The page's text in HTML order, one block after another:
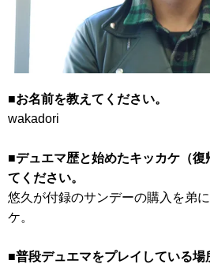
■お名前を教えてください。
wakadori
■デュエマ歴と始めたキッカケ（復
てください。
悠久が付録のサンデーの購入を弟
ケ。
■普段デュエマをプレイしている場